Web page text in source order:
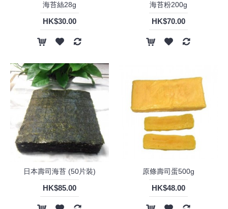
海苔絲28g
HK$30.00
海苔粉200g
HK$70.00
日本壽司海苔 (50片裝)
HK$85.00
原條壽司蛋500g
HK$48.00